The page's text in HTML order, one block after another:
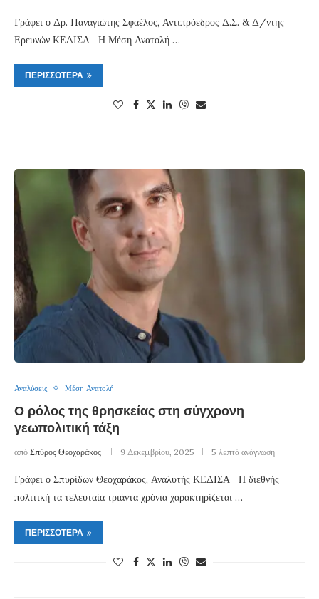
Γράφει ο Δρ. Παναγιώτης Σφαέλος, Αντιπρόεδρος Δ.Σ. & Δ/ντης
Ερευνών ΚΕΔΙΣΑ Η Μέση Ανατολή …
ΠΕΡΙΣΣΌΤΕΡΑ
Αναλύσεις Μέση Ανατολή
Ο ρόλος της θρησκείας στη σύγχρονη
γεωπολιτική τάξη
από Σπύρος Θεοχαράκος 9 Δεκεμβρίου, 2025 5 λεπτά ανάγνωση
Γράφει ο Σπυρίδων Θεοχαράκος, Αναλυτής ΚΕΔΙΣΑ Η διεθνής
πολιτική τα τελευταία τριάντα χρόνια χαρακτηρίζεται …
ΠΕΡΙΣΣΌΤΕΡΑ